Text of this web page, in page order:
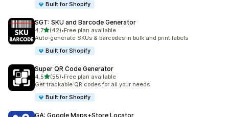
Built for Shopify
SGT: SKU and Barcode Generator
4.75つ星中
(42)
合計レビュー数：42件
•Free plan available
Auto-generate SKUs & barcodes in bulk and print labels
Built for Shopify
Super QR Code Generator
4.55つ星中
(55)
合計レビュー数：55件
•Free plan available
Get trackable QR codes for all your needs
Built for Shopify
GA: Google Maps+Store Locator